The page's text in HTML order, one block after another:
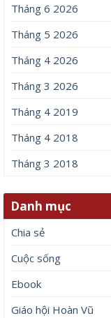
Tháng 6 2026
Tháng 5 2026
Tháng 4 2026
Tháng 3 2026
Tháng 4 2019
Tháng 4 2018
Tháng 3 2018
Danh mục
Chia sẻ
Cuộc sống
Ebook
Giáo hội Hoàn Vũ